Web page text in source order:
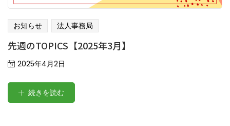
お知らせ 法人事務局
先週のTOPICS【2025年3月】
Posted
2025年4月2日
続きを読む